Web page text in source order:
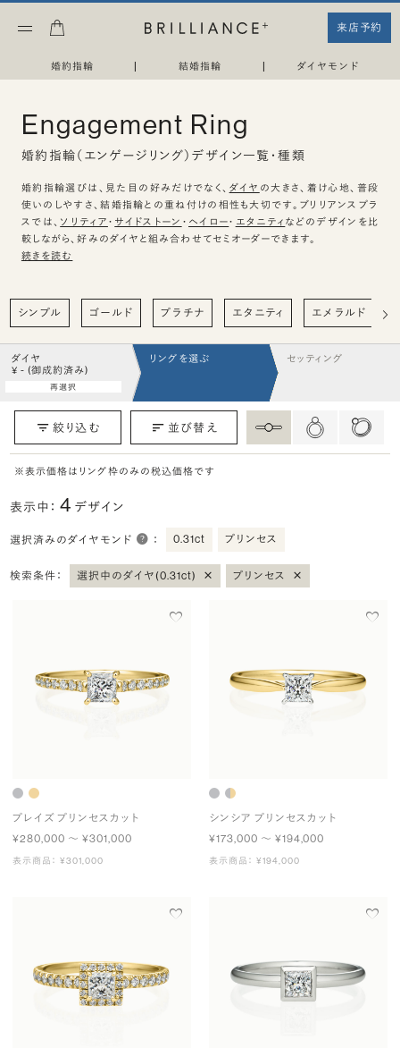
来店予約
婚約指輪 | 結婚指輪 | ダイヤモンド
Engagement Ring
婚約指輪（エンゲージリング）デザイン一覧・種類
婚約指輪選びは、見た目の好みだけでなく、 ダイヤ の大きさ、着け心地、普段
使いのしやすさ、結婚指輪との重ね付けの相性も大切です。ブリリアンスプラ
スでは、 ソリティア ・ サイドストーン ・ ヘイロー・ エタニティ などのデザインを比
較しながら、好みのダイヤと組み合わせてセミオーダーできます。
続きを読む
シンプル ゴールド プラチナ エタニティ エメラルド
ダイヤ
¥ - (御成約済み)
再選択
リングを選ぶ セッティング
絞り込む 並び替え
※表示価格はリング枠のみの税込価格です
表示中：4 デザイン
選択済みのダイヤモンド ： 0.31ct プリンセス
検索条件： 選択中のダイヤ(0.31ct) × プリンセス ×
プレイズ プリンセスカット
¥280,000 〜 ¥301,000
表示商品： ¥301,000
シンシア プリンセスカット
¥173,000 〜 ¥194,000
表示商品： ¥194,000